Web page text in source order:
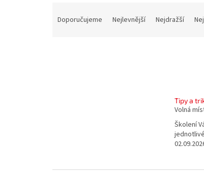
Doporučujeme Nejlevnější Nejdražší
d
Tipy a
Volná
Školení
jednotlivé